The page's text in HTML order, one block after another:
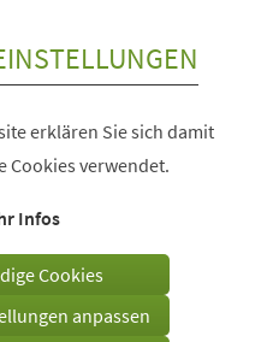
erklären Sie sich damit
Cookies verwendet.
Infos
Cookies
anpassen